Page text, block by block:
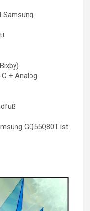
Samsung
C + Analog
GQ55Q80T ist